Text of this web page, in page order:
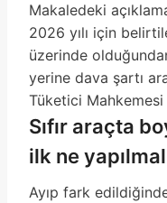
Makaledeki
2026 yılı için
üzerinde
yerine dava şartı
Tüketici
Sıfır araçta
ilk ne
Ayıp fark